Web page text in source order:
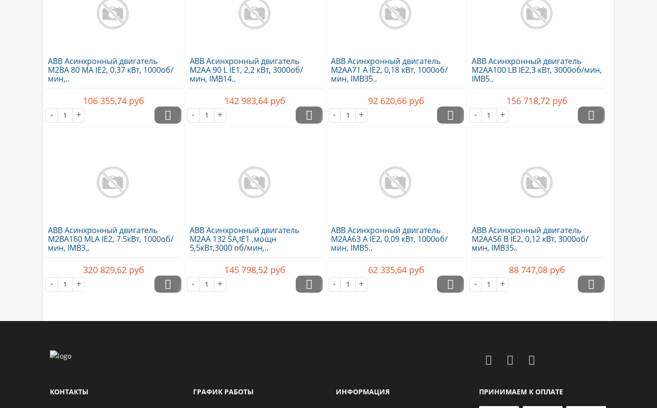
ABB Асинхронный двигатель
M2BA 80 MA IE2, 0.37 кВт, 1000об/
мин,..
106 355,74 руб
-
+
ABB Асинхронный двигатель
M2AA 90 L IE1, 2,2 кВт, 3000об/
мин, IMB14..
142 983,64 руб
-
+
ABB Асинхронный двигатель
M2AA71 A IE2, 0,18 кВт, 1000об/
мин, IMB35..
92 620,66 руб
-
+
ABB Асинхронный двигатель
M2AA100 LB IE2,3 кВт, 3000об/мин,
IMB5..
156 718,72 руб
-
+
ABB Асинхронный двигатель
M2BA160 MLA IE2, 7.5кВт, 1000об/
мин, IMB3..
320 829,62 руб
-
+
ABB Асинхронный двигатель
M2AA 132 SA,IE1 ,мощн
5,5кВт,3000 об/мин,..
145 798,52 руб
-
+
ABB Асинхронный двигатель
M2AA63 A IE2, 0,09 кВт, 1000об/
мин, IMB5..
62 335,64 руб
-
+
ABB Асинхронный двигатель
M2AA56 B IE2, 0,12 кВт, 3000об/
мин, IMB35..
88 747,08 руб
-
+
КОНТАКТЫ ГРАФИК РАБОТЫ ИНФОРМАЦИЯ ПРИНИМАЕМ К ОПЛАТЕ